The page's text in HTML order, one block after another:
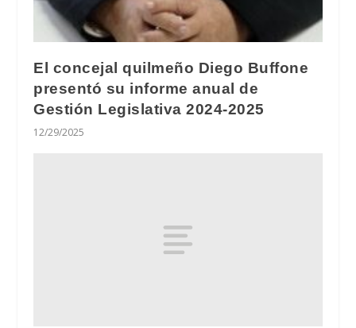
El concejal quilmeño Diego Buffone
presentó su informe anual de
Gestión Legislativa 2024-2025
12/29/2025